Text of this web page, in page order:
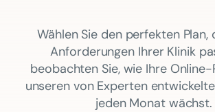
Wählen Sie den perfekten Plan,
Anforderungen Ihrer Klinik
beobachten Sie, wie Ihre
unseren von Experten
jeden Monat wächst.